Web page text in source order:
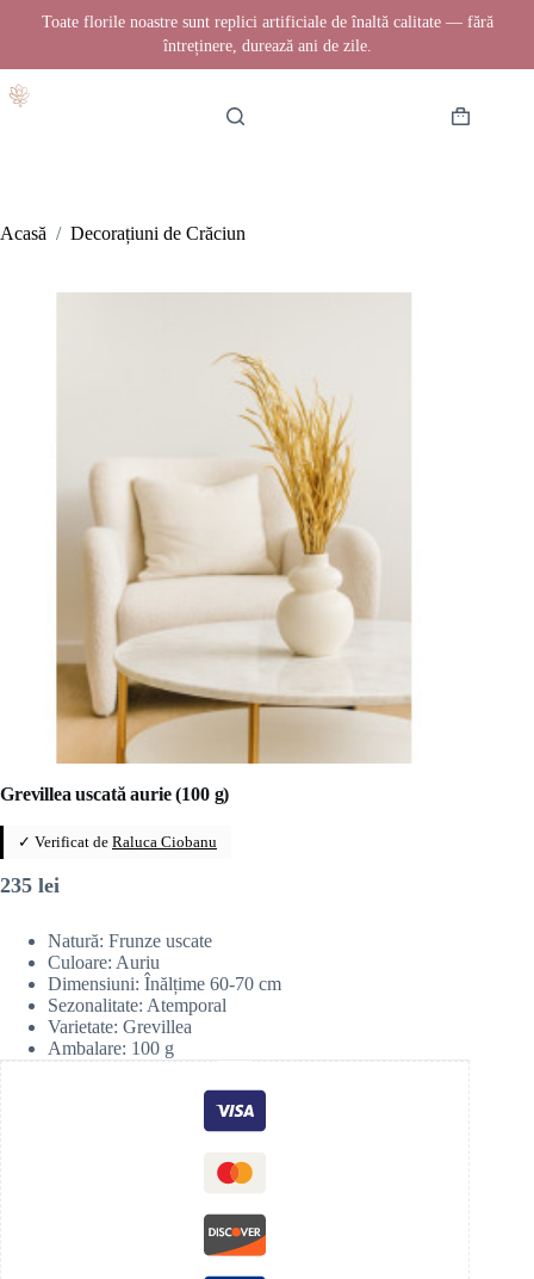
Toate florile noastre sunt replici artificiale de înaltă calitate — fără
întreținere, durează ani de zile.
la
Coș
Acasă / Decorațiuni de Crăciun
Grevillea uscată aurie (100 g)
✓ Verificat de Raluca Ciobanu
235 lei
Natură: Frunze uscate
Culoare: Auriu
Dimensiuni: Înălțime 60-70 cm
Sezonalitate: Atemporal
Varietate: Grevillea
Ambalare: 100 g